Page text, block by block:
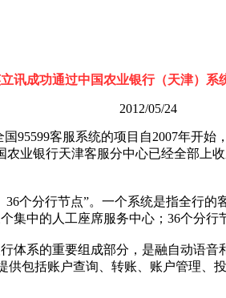
讯成功通过中国农业银行（天津）系
2012/05/24
客服系统的项目自2007年开始
业银行天津客服分中心已经全部上
分行节点”。一个系统是指全行的
集中的人工座席服务中心；36个分
系的重要组成部分，是融自动语音
包括账户查询、转账、账户管理